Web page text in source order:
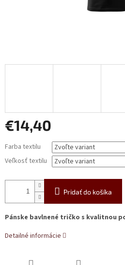
€14,40
cena:
Farba textilu
Veľkosť textilu
Pridať do košíka
Pánske bavlnené tričko s kvalitnou
Detailné informácie